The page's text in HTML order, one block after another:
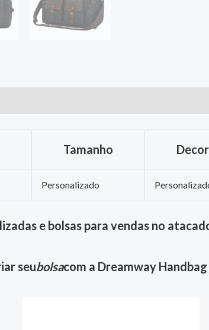
Tamanho
Personalizado
e bolsas para vendas no
seubolsacom a Dreamway